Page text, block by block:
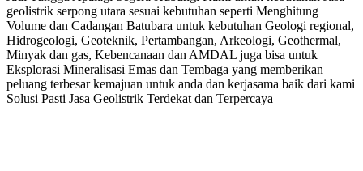
geolistrik serpong utara sesuai kebutuhan seperti Menghitung
Volume dan Cadangan Batubara untuk kebutuhan Geologi regional,
Hidrogeologi, Geoteknik, Pertambangan, Arkeologi, Geothermal,
Minyak dan gas, Kebencanaan dan AMDAL juga bisa untuk
Eksplorasi Mineralisasi Emas dan Tembaga yang memberikan
peluang terbesar kemajuan untuk anda dan kerjasama baik dari kami
Solusi Pasti Jasa Geolistrik Terdekat dan Terpercaya